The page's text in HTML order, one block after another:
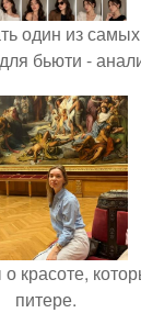
один из
бьюти -
красоте,
питере.